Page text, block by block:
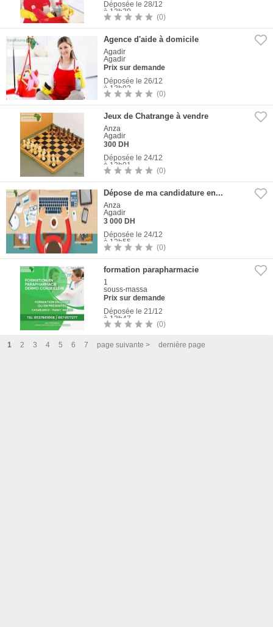
Déposée le 28/12
à 13h30
(0)
Agence d'aide à domicile
Déposée le 26/12
à 13h03
Agadir
Agadir
Prix sur demande
(0)
Jeux de Chatrange à vendre
Déposée le 24/12
à 13h01
Anza
Agadir
300 DH
(0)
Dépose de ma candidature en...
Déposée le 24/12
à 12h55
Anza
Agadir
3 000 DH
(0)
formation parapharmacie
Déposée le 21/12
à 13h47
1
souss-massa
Prix sur demande
(0)
1 2 3 4 5 6 7 page suivante > dernière page